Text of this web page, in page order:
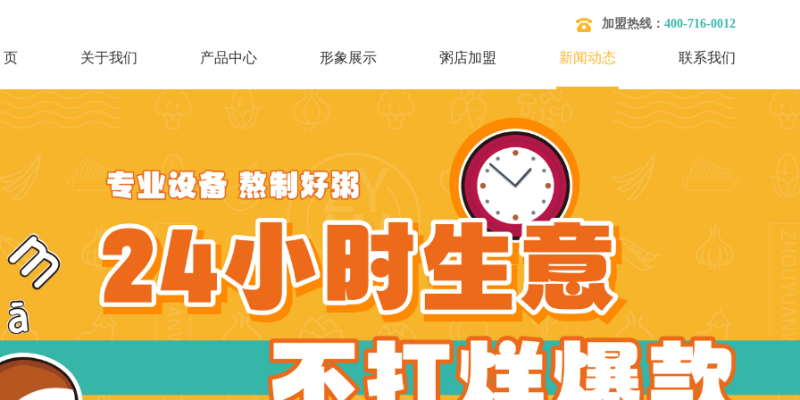
加盟热线： 400-716-0012
页 关于我们 产品中心 形象展示 粥店加盟 新闻动态 联系我们